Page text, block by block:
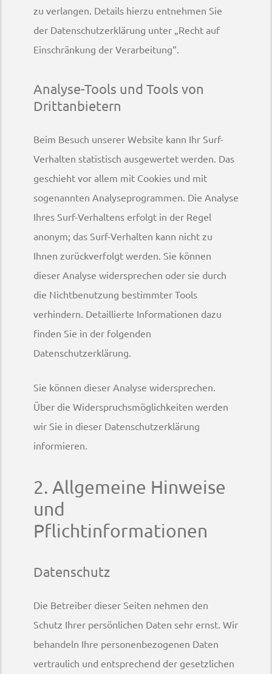
zu verlangen. Details hierzu entnehmen Sie
der Datenschutzerklärung unter „Recht auf
Einschränkung der Verarbeitung“.
Analyse-Tools und Tools von
Drittanbietern
Beim Besuch unserer Website kann Ihr Surf-
Verhalten statistisch ausgewertet werden. Das
geschieht vor allem mit Cookies und mit
sogenannten Analyseprogrammen. Die Analyse
Ihres Surf-Verhaltens erfolgt in der Regel
anonym; das Surf-Verhalten kann nicht zu
Ihnen zurückverfolgt werden. Sie können
dieser Analyse widersprechen oder sie durch
die Nichtbenutzung bestimmter Tools
verhindern. Detaillierte Informationen dazu
finden Sie in der folgenden
Datenschutzerklärung.
Sie können dieser Analyse widersprechen.
Über die Widerspruchsmöglichkeiten werden
wir Sie in dieser Datenschutzerklärung
informieren.
2. Allgemeine Hinweise
und
Pflichtinformationen
Datenschutz
Die Betreiber dieser Seiten nehmen den
Schutz Ihrer persönlichen Daten sehr ernst. Wir
behandeln Ihre personenbezogenen Daten
vertraulich und entsprechend der gesetzlichen